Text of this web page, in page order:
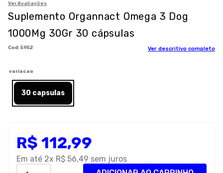
Ver Avaliações
Suplemento Organnact Omega 3 Dog
1000Mg 30Gr 30 cápsulas
:5952 Ver descritivo completo
variacao
30 capsulas
R$ 112,99
Em até 2x R$ 56,49 sem juros